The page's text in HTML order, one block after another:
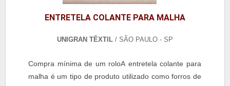
ENTRETELA COLANTE PARA MALHA
UNIGRAN TÊXTIL / SÃO PAULO - SP
Compra mínima de um roloA entretela colante para
malha é um tipo de produto utilizado como forros de